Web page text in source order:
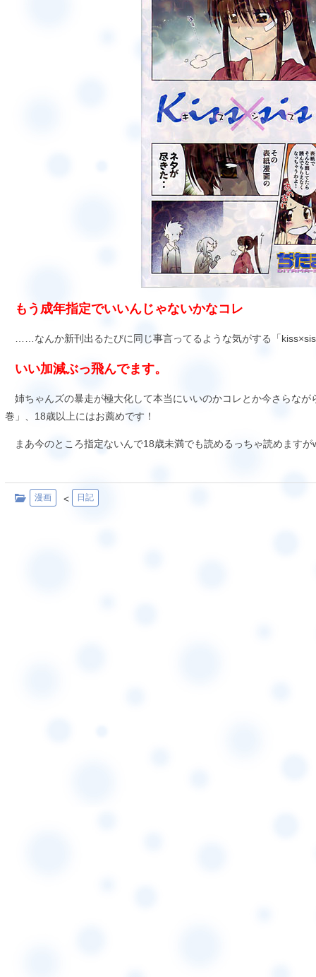
もう成年指定でいいんじゃないかなコレ
……なんか新刊出るたびに同じ事言ってるような気がする「
いい加減ぶっ飛んでます。
姉ちゃんズの暴走が極大化して本当にいいのかコレとか今さらなが
巻」、18歳以上にはお薦めです！
まあ今のところ指定ないんで18歳未満でも読めるっちゃ読めますが
漫画 < 日記